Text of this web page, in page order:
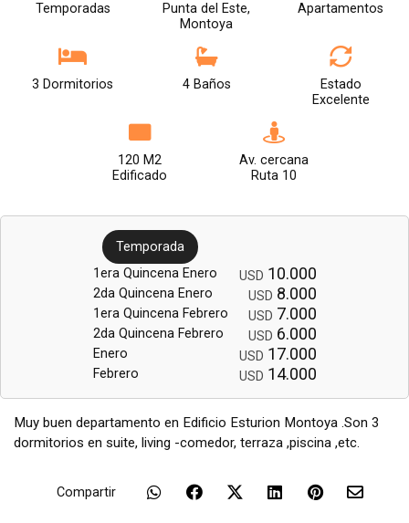
Temporadas
Punta del Este,
Montoya
Apartamentos
3 Dormitorios 4 Baños
Estado
Excelente
120 M2
Edificado
Av. cercana
Ruta 10
Temporada
1era Quincena Enero
USD 10.000
2da Quincena Enero USD 8.000
1era Quincena Febrero USD 7.000
2da Quincena Febrero USD 6.000
Enero USD 17.000
Febrero USD 14.000
Muy buen departamento en Edificio Esturion Montoya .Son 3
dormitorios en suite, living -comedor, terraza ,piscina ,etc.
Compartir